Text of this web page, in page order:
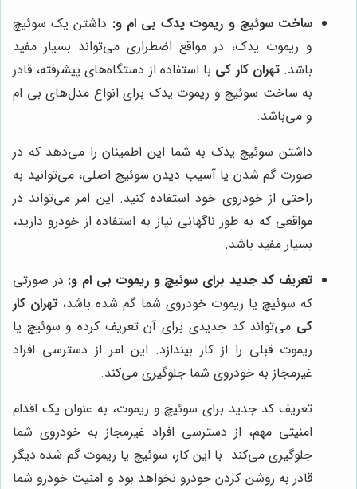
ساخت سوئیچ و ریموت یدک بی ام و: داشتن یک سوئیچ
و ریموت یدک، در مواقع اضطراری می‌تواند بسیار مفید
باشد.تهران کار کی با استفاده از دستگاه‌های پیشرفته، قادر
به ساخت سوئیچ و ریموت یدک برای انواع مدل‌های بی ام
و می‌باشد.
داشتن سوئیچ یدک به شما این اطمینان را می‌دهد که در
صورت گم شدن یا آسیب دیدن سوئیچ اصلی، می‌توانید به
راحتی از خودروی خود استفاده کنید. این امر می‌تواند در
مواقعی که به طور ناگهانی نیاز به استفاده از خودرو دارید،
بسیار مفید باشد.
تعریف کد جدید برای سوئیچ و ریموت بی ام و: در صورتی
که سوئیچ یا ریموت خودروی شما گم شده باشد، تهران کار
کی می‌تواند کد جدیدی برای آن تعریف کرده و سوئیچ یا
ریموت قبلی را از کار بیندازد. این امر از دسترسی افراد
غیرمجاز به خودروی شما جلوگیری می‌کند.
تعریف کد جدید برای سوئیچ و ریموت، به عنوان یک اقدام
امنیتی مهم، از دسترسی افراد غیرمجاز به خودروی شما
جلوگیری می‌کند. با این کار، سوئیچ یا ریموت گم شده دیگر
قادر به روشن کردن خودرو نخواهد بود و امنیت خودرو شما